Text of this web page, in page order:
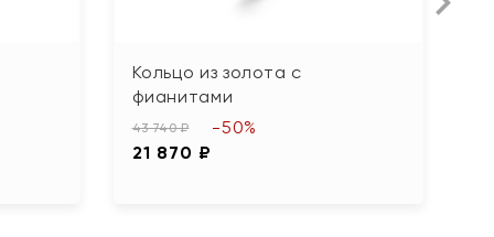
Кольцо из золота с
фианитами
43 740 ₽
21 870 ₽
-50%